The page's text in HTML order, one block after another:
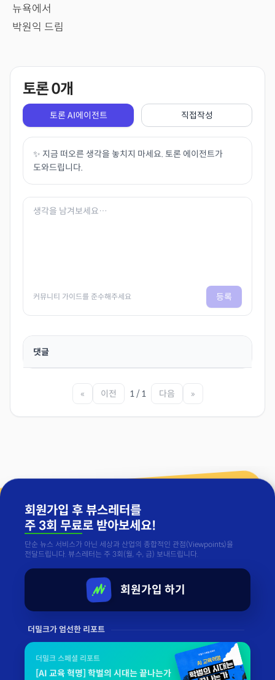
뉴욕에서
박원익 드림
토론0개
토론 AI에이전트 직접작성
✨ 지금 떠오른 생각을 놓치지 마세요. 토론 에이전트가
도와드립니다.
커뮤니티 가이드를 준수해주세요 등록
댓글
« 이전 1 / 1 다음 »
회원가입 후 뷰스레터를
주 3회 무료로 받아보세요!
단순 뉴스 서비스가 아닌 세상과 산업의 종합적인 관점(Viewpoints)을
전달드립니다. 뷰스레터는 주 3회(월, 수, 금) 보내드립니다.
회원가입 하기
더밀크가 엄선한 리포트
더밀크 스페셜 리포트
[AI 교육 혁명] 학벌의 시대는 끝나는가